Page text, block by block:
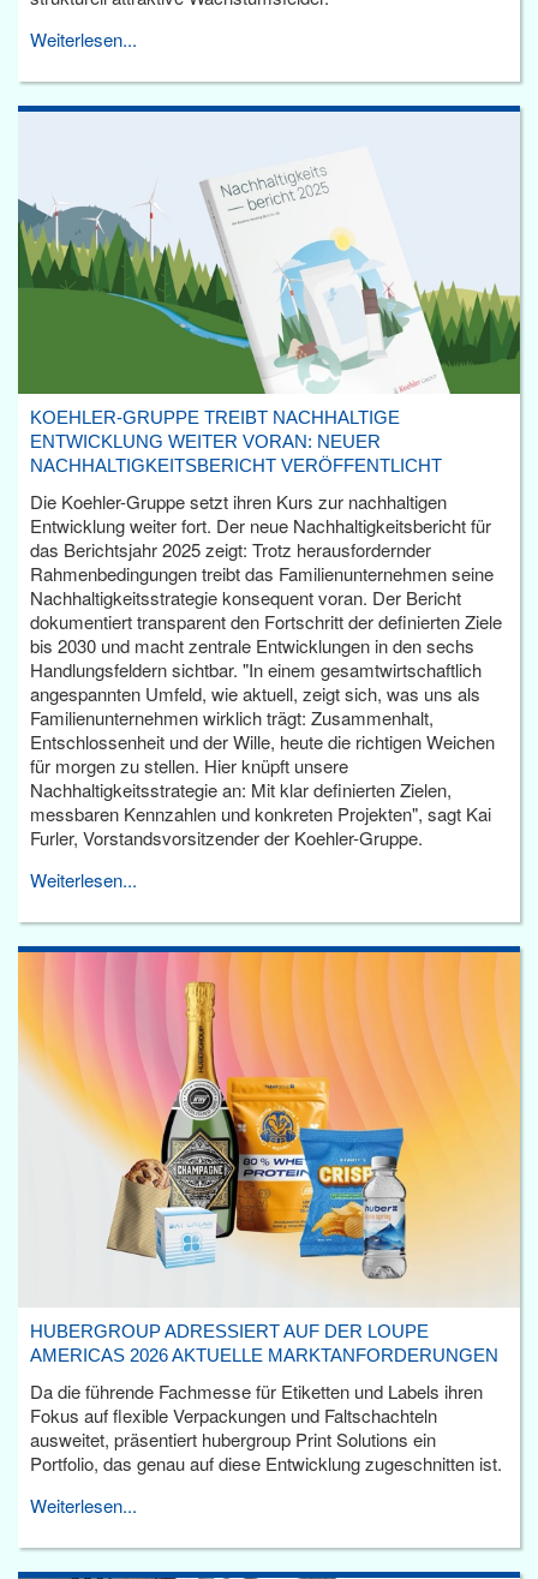
Weiterlesen...
KOEHLER-GRUPPE TREIBT NACHHALTIGE
ENTWICKLUNG WEITER VORAN: NEUER
NACHHALTIGKEITSBERICHT VERÖFFENTLICHT
Die Koehler-Gruppe setzt ihren Kurs zur nachhaltigen
Entwicklung weiter fort. Der neue Nachhaltigkeitsbericht für
das Berichtsjahr 2025 zeigt: Trotz herausfordernder
Rahmenbedingungen treibt das Familienunternehmen seine
Nachhaltigkeitsstrategie konsequent voran. Der Bericht
dokumentiert transparent den Fortschritt der definierten Ziele
bis 2030 und macht zentrale Entwicklungen in den sechs
Handlungsfeldern sichtbar. "In einem gesamtwirtschaftlich
angespannten Umfeld, wie aktuell, zeigt sich, was uns als
Familienunternehmen wirklich trägt: Zusammenhalt,
Entschlossenheit und der Wille, heute die richtigen Weichen
für morgen zu stellen. Hier knüpft unsere
Nachhaltigkeitsstrategie an: Mit klar definierten Zielen,
messbaren Kennzahlen und konkreten Projekten", sagt Kai
Furler, Vorstandsvorsitzender der Koehler-Gruppe.
Weiterlesen...
HUBERGROUP ADRESSIERT AUF DER LOUPE
AMERICAS 2026 AKTUELLE MARKTANFORDERUNGEN
Da die führende Fachmesse für Etiketten und Labels ihren
Fokus auf flexible Verpackungen und Faltschachteln
ausweitet, präsentiert hubergroup Print Solutions ein
Portfolio, das genau auf diese Entwicklung zugeschnitten ist.
Weiterlesen...